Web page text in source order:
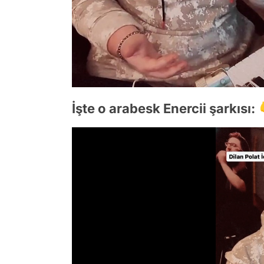
İşte o arabesk Enercii şarkısı: